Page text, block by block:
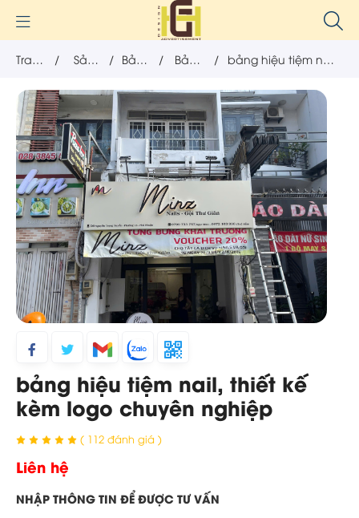
Trang
chủ
/
Sản
phẩm
/ Bảng
hiệu
/
Bảng
hiệu
chữ
nổi
/
bảng hiệu tiệm nail,
thiết kế kèm logo
chuyên nghiệp
bảng hiệu tiệm nail, thiết kế
kèm logo chuyên nghiệp
( 112 đánh giá )
Liên hệ
NHẬP THÔNG TIN ĐỂ ĐƯỢC TƯ VẤN